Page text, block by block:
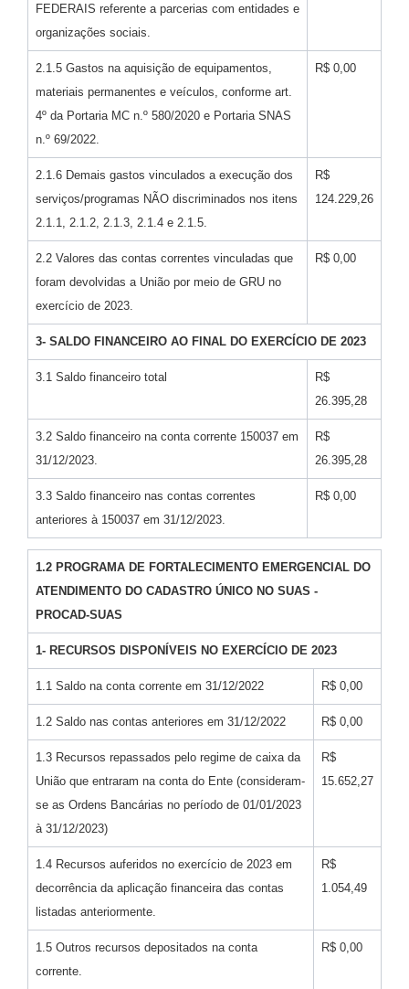
FEDERAIS referente a parcerias com entidades e
organizações sociais.
2.1.5 Gastos na aquisição de equipamentos,
materiais permanentes e veículos, conforme art.
4º da Portaria MC n.º 580/2020 e Portaria SNAS
n.º 69/2022.
R$ 0,00
2.1.6 Demais gastos vinculados a execução dos
serviços/programas NÃO discriminados nos itens
2.1.1, 2.1.2, 2.1.3, 2.1.4 e 2.1.5.
R$
124.229,26
2.2 Valores das contas correntes vinculadas que
foram devolvidas a União por meio de GRU no
exercício de 2023.
R$ 0,00
3- SALDO FINANCEIRO AO FINAL DO EXERCÍCIO DE 2023
3.1 Saldo financeiro total
R$
26.395,28
3.2 Saldo financeiro na conta corrente 150037 em
31/12/2023.
R$
26.395,28
3.3 Saldo financeiro nas contas correntes
anteriores à 150037 em 31/12/2023.
R$ 0,00
1.2 PROGRAMA DE FORTALECIMENTO EMERGENCIAL DO
ATENDIMENTO DO CADASTRO ÚNICO NO SUAS -
PROCAD-SUAS
1- RECURSOS DISPONÍVEIS NO EXERCÍCIO DE 2023
1.1 Saldo na conta corrente em 31/12/2022 R$ 0,00
1.2 Saldo nas contas anteriores em 31/12/2022 R$ 0,00
1.3 Recursos repassados pelo regime de caixa da
União que entraram na conta do Ente (consideram-
se as Ordens Bancárias no período de 01/01/2023
à 31/12/2023)
R$
15.652,27
1.4 Recursos auferidos no exercício de 2023 em
decorrência da aplicação financeira das contas
listadas anteriormente.
R$
1.054,49
1.5 Outros recursos depositados na conta
corrente.
R$ 0,00